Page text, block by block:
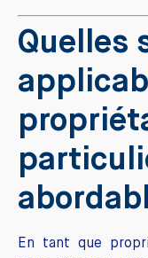
Quelles
En tant que